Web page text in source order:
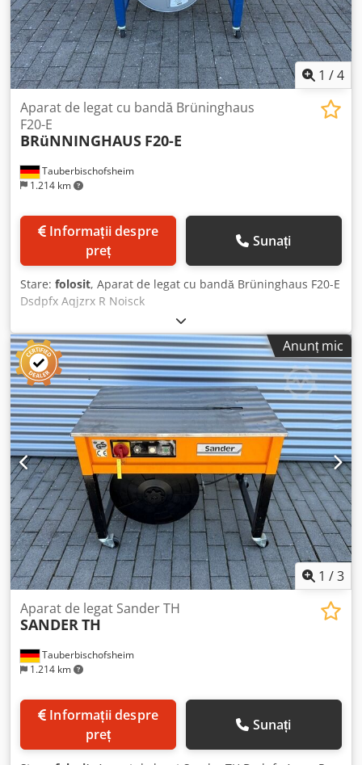
1 /4
Tauberbischofsheim
1.214 km
Aparat de legat cu bandă Brüninghaus
F20-E
BRüNNINGHAUS F20-E
preț
Sunați
Stare: folosit, Aparat de legat cu bandă Brüninghaus F20-E
Dsdpfx Aqjzrx R Noisck
Anunț mic
1 /3
Tauberbischofsheim
1.214 km
Aparat de legat Sander TH
SANDERTH
preț
Sunați